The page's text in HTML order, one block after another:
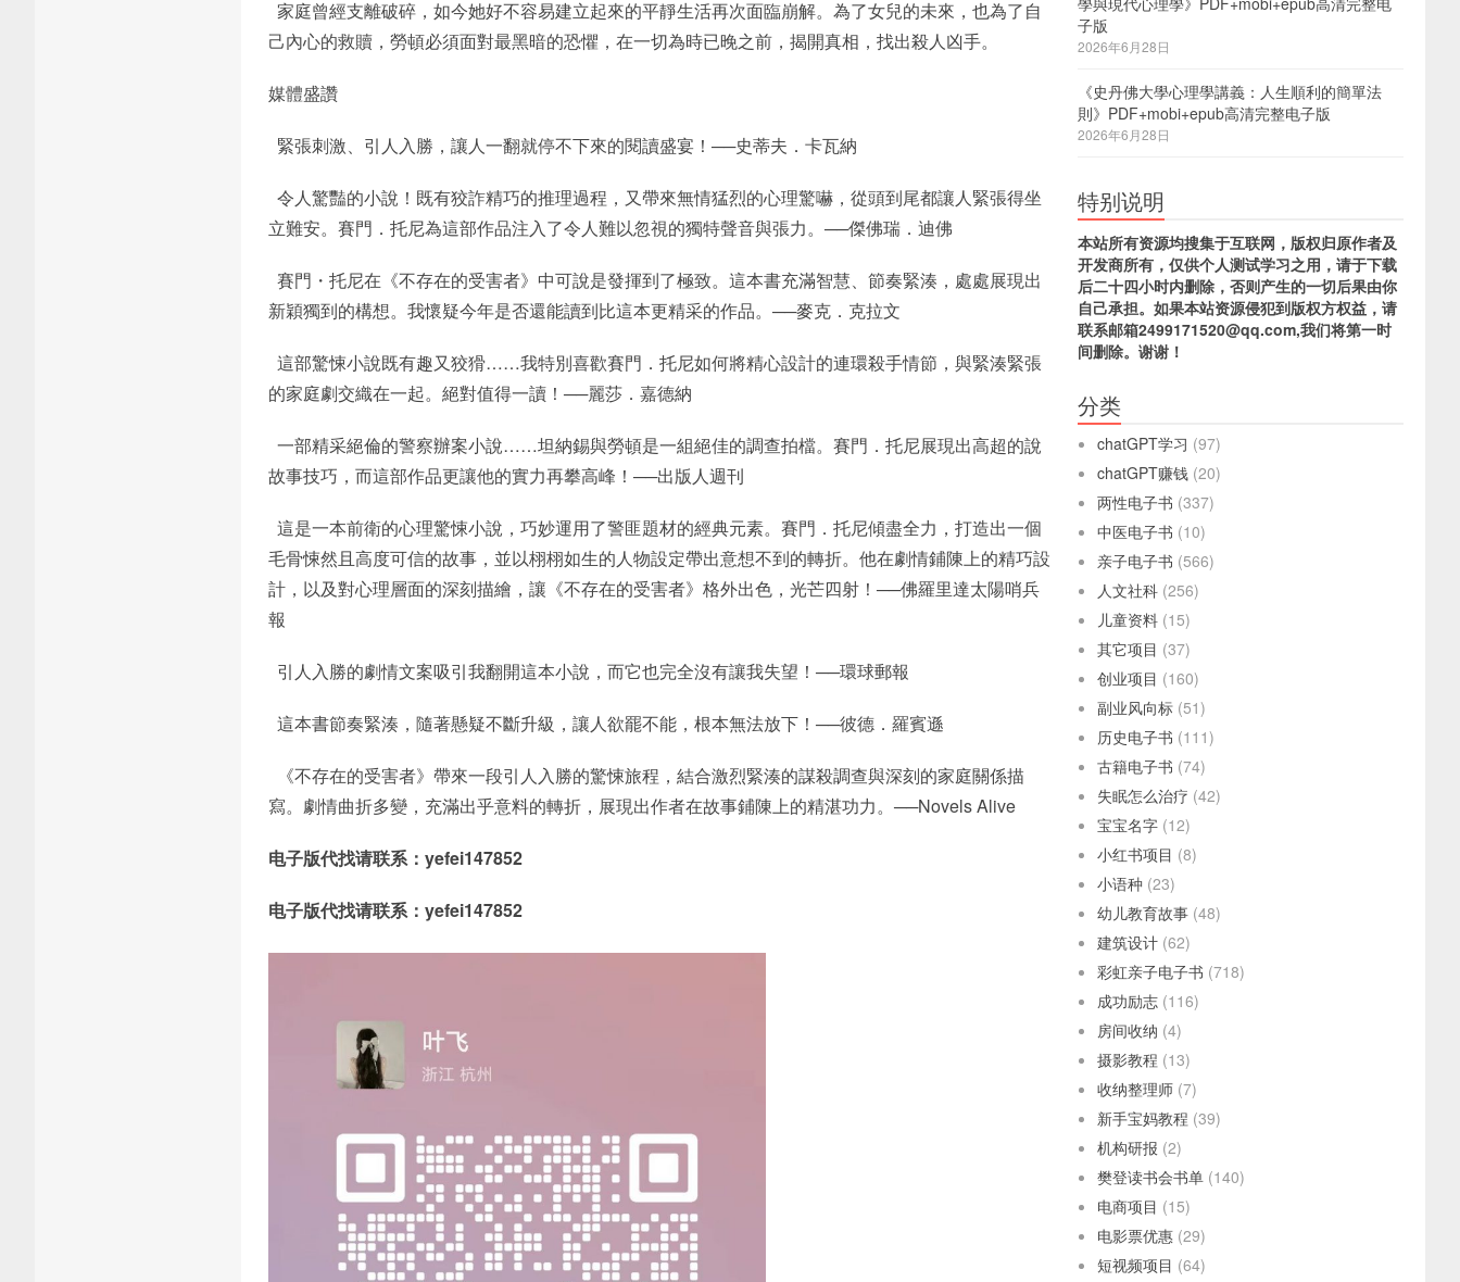
家庭曾經支離破碎，如今她好不容易建立起來的平靜生活再次面臨崩解。為了女兒的未來，也為了自
己內心的救贖，勞頓必須面對最黑暗的恐懼，在一切為時已晚之前，揭開真相，找出殺人凶手。
媒體盛讚
緊張刺激、引人入勝，讓人一翻就停不下來的閱讀盛宴！──史蒂夫．卡瓦納
令人驚豔的小說！既有狡詐精巧的推理過程，又帶來無情猛烈的心理驚嚇，從頭到尾都讓人緊張得坐
立難安。賽門．托尼為這部作品注入了令人難以忽視的獨特聲音與張力。──傑佛瑞．迪佛
賽門・托尼在《不存在的受害者》中可說是發揮到了極致。這本書充滿智慧、節奏緊湊，處處展現出
新穎獨到的構想。我懷疑今年是否還能讀到比這本更精采的作品。──麥克．克拉文
這部驚悚小說既有趣又狡猾……我特別喜歡賽門．托尼如何將精心設計的連環殺手情節，與緊湊緊張
的家庭劇交織在一起。絕對值得一讀！──麗莎．嘉德納
一部精采絕倫的警察辦案小說……坦納錫與勞頓是一組絕佳的調查拍檔。賽門．托尼展現出高超的說
故事技巧，而這部作品更讓他的實力再攀高峰！──出版人週刊
這是一本前衛的心理驚悚小說，巧妙運用了警匪題材的經典元素。賽門．托尼傾盡全力，打造出一個
毛骨悚然且高度可信的故事，並以栩栩如生的人物設定帶出意想不到的轉折。他在劇情鋪陳上的精巧設
計，以及對心理層面的深刻描繪，讓《不存在的受害者》格外出色，光芒四射！──佛羅里達太陽哨兵
報
引人入勝的劇情文案吸引我翻開這本小說，而它也完全沒有讓我失望！──環球郵報
這本書節奏緊湊，隨著懸疑不斷升級，讓人欲罷不能，根本無法放下！──彼德．羅賓遜
《不存在的受害者》帶來一段引人入勝的驚悚旅程，結合激烈緊湊的謀殺調查與深刻的家庭關係描
寫。劇情曲折多變，充滿出乎意料的轉折，展現出作者在故事鋪陳上的精湛功力。──Novels Alive
电子版代找请联系：yefei147852
电子版代找请联系：yefei147852
子版
2026年6月28日
《史丹佛大學心理學講義：人生順利的簡單法
則》PDF+mobi+epub高清完整电子版
2026年6月28日
特别说明
本站所有资源均搜集于互联网，版权归原作者及
开发商所有，仅供个人测试学习之用，请于下载
后二十四小时内删除，否则产生的一切后果由你
自己承担。如果本站资源侵犯到版权方权益，请
联系邮箱2499171520@qq.com,我们将第一时
间删除。谢谢！
分类
chatGPT学习 (97)
chatGPT赚钱 (20)
两性电子书 (337)
中医电子书 (10)
亲子电子书 (566)
人文社科 (256)
儿童资料 (15)
其它项目 (37)
创业项目 (160)
副业风向标 (51)
历史电子书 (111)
古籍电子书 (74)
失眠怎么治疗 (42)
宝宝名字 (12)
小红书项目 (8)
小语种 (23)
幼儿教育故事 (48)
建筑设计 (62)
彩虹亲子电子书 (718)
成功励志 (116)
房间收纳 (4)
摄影教程 (13)
收纳整理师 (7)
新手宝妈教程 (39)
机构研报 (2)
樊登读书会书单 (140)
电商项目 (15)
电影票优惠 (29)
短视频项目 (64)